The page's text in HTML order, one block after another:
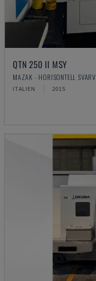
QTN 250 II MSY
MAZAK - HORISONTELL SVARV
ITALIEN 2015